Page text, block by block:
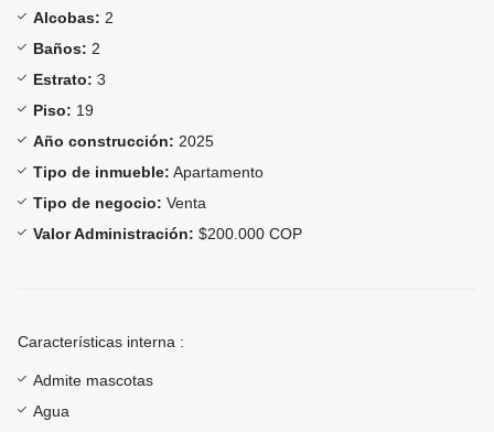
Alcobas: 2
Baños: 2
Estrato: 3
Piso: 19
Año construcción: 2025
Tipo de inmueble: Apartamento
Tipo de negocio: Venta
Valor Administración: $200.000 COP
Características interna :
Admite mascotas
Agua